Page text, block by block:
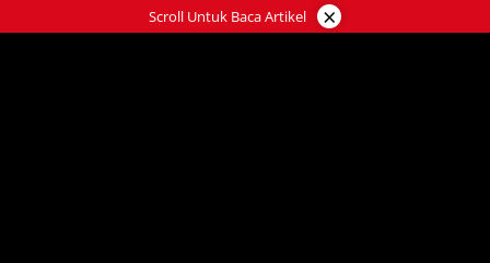
ke
Scroll Untuk Baca Artikel ×